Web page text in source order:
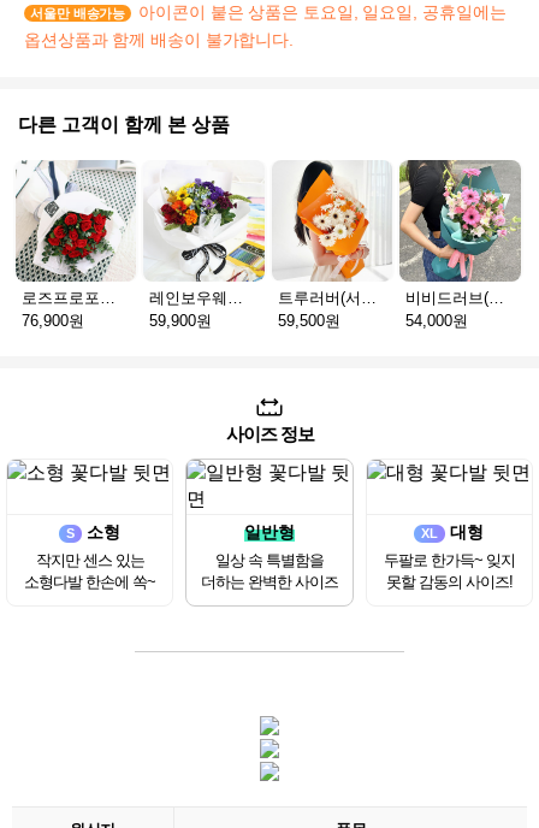
서울만 배송가능
아이콘이 붙은 상품은 토요일, 일요일, 공휴일에는
옵션상품과 함께 배송이 불가합니다.
다른 고객이 함께 본 상품
76,900원
59,900원
59,500원
54,000원
사이즈 정보
S 소형
작지만 센스 있는
소형다발 한손에 쏙~
일반형
일상 속 특별함을
더하는 완벽한 사이즈
XL 대형
두팔로 한가득~ 잊지
못할 감동의 사이즈!